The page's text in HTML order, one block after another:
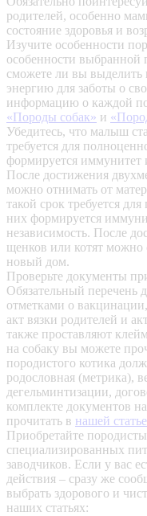
родителей, особенно
состояние здоровья и
Изучите особенности
особенности выбранной
сможете ли вы выделить
энергию для заботы о
информацию о каждой
«Породы собак» и
Убедитесь, что малыш
требуется для
формируется иммунитет
После достижения
можно отнимать от
такой срок требуется
них формируется
независимость. После
щенков или котят можно
новый дом.
Проверьте документы
Обязательный перечень
отметками о
акт вязки родителей и
также проставляют
на собаку вы можете
породистого котика
родословная (метрика),
дегельминтизации,
комплекте документов
прочитать в нашей статье
Приобретайте
специализированных
заводчиков. Если у вас
действия – сразу же
выбрать здорового и
наших статьях: